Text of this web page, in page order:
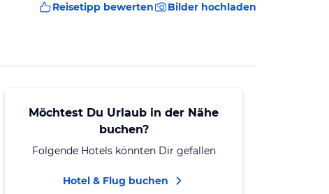
Reisetipp bewerten Bilder hochladen
Möchtest Du Urlaub in der Nähe
buchen?
Folgende Hotels könnten Dir gefallen
Hotel & Flug buchen